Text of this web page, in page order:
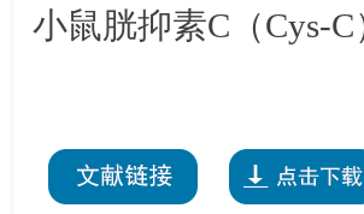
小鼠胱抑素C（Cys-